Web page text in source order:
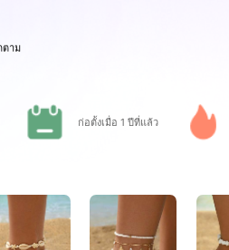
ก่อตั้งเมื่อ 1 ปีที่แล้ว